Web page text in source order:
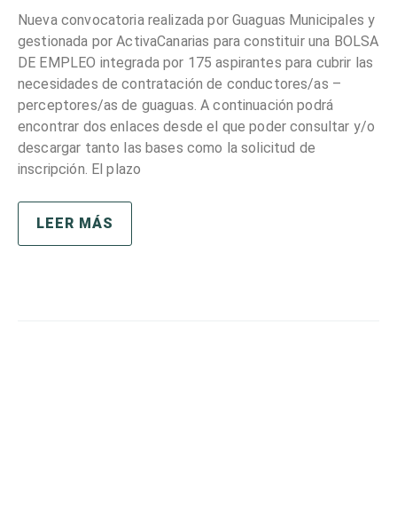
Nueva convocatoria realizada por Guaguas Municipales y
gestionada por ActivaCanarias para constituir una BOLSA
DE EMPLEO integrada por 175 aspirantes para cubrir las
necesidades de contratación de conductores/as –
perceptores/as de guaguas. A continuación podrá
encontrar dos enlaces desde el que poder consultar y/o
descargar tanto las bases como la solicitud de
inscripción. El plazo
LEER MÁS